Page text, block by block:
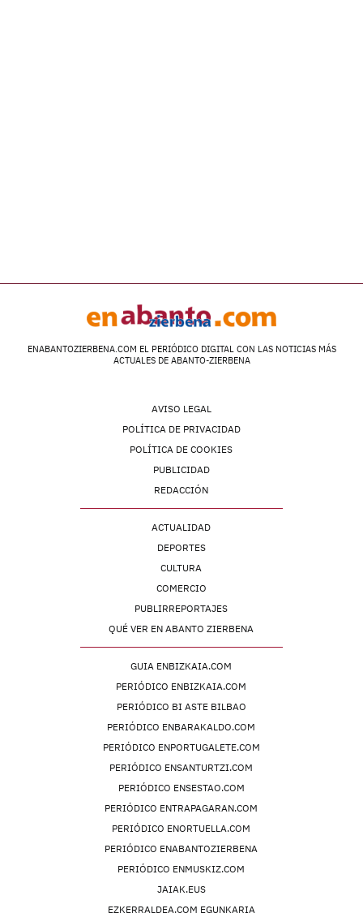
ENABANTOZIERBENA.COM EL PERIÓDICO DIGITAL CON LAS NOTICIAS MÁS
ACTUALES DE ABANTO-ZIERBENA
AVISO LEGAL
POLÍTICA DE PRIVACIDAD
POLÍTICA DE COOKIES
PUBLICIDAD
REDACCIÓN
ACTUALIDAD
DEPORTES
CULTURA
COMERCIO
PUBLIRREPORTAJES
QUÉ VER EN ABANTO ZIERBENA
GUIA ENBIZKAIA.COM
PERIÓDICO ENBIZKAIA.COM
PERIÓDICO BI ASTE BILBAO
PERIÓDICO ENBARAKALDO.COM
PERIÓDICO ENPORTUGALETE.COM
PERIÓDICO ENSANTURTZI.COM
PERIÓDICO ENSESTAO.COM
PERIÓDICO ENTRAPAGARAN.COM
PERIÓDICO ENORTUELLA.COM
PERIÓDICO ENABANTOZIERBENA
PERIÓDICO ENMUSKIZ.COM
JAIAK.EUS
EZKERRALDEA.COM EGUNKARIA